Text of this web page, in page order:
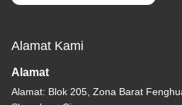
Alamat Kami
Alamat
Alamat: Blok 205, Zona Barat